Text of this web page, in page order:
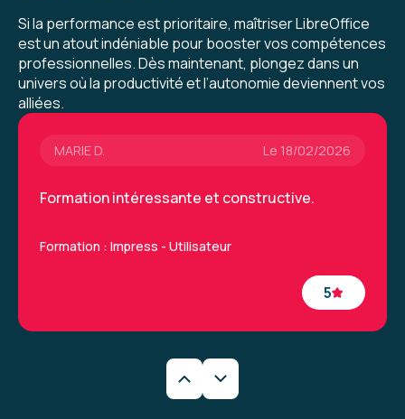
Si la performance est prioritaire, maîtriser LibreOffice
est un atout indéniable pour booster vos compétences
professionnelles. Dès maintenant, plongez dans un
univers où la productivité et l’autonomie deviennent vos
alliées.
5
Formation : Calc - Perfectionnement
MARIE D. Le 18/02/2026
5
Formation intéressante et constructive.
Formation : Impress - Utilisateur